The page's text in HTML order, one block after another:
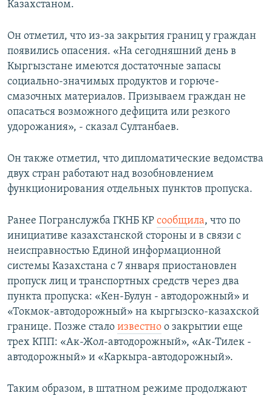
Казахстаном.
Он отметил, что из-за закрытия границ у граждан
появились опасения. «На сегодняшний день в
Кыргызстане имеются достаточные запасы
социально-значимых продуктов и горюче-
смазочных материалов. Призываем граждан не
опасаться возможного дефицита или резкого
удорожания», - сказал Султанбаев.
Он также отметил, что дипломатические ведомства
двух стран работают над возобновлением
функционирования отдельных пунктов пропуска.
Ранее Погранслужба ГКНБ КР сообщила, что по
инициативе казахстанской стороны и в связи с
неисправностью Единой информационной
системы Казахстана с 7 января приостановлен
пропуск лиц и транспортных средств через два
пункта пропуска: «Кен-Булун - автодорожный» и
«Токмок-автодорожный» на кыргызско-казахской
границе. Позже стало известно о закрытии еще
трех КПП: «Ак-Жол-автодорожный», «Ак-Тилек -
автодорожный» и «Каркыра-автодорожный».
Таким образом, в штатном режиме продолжают